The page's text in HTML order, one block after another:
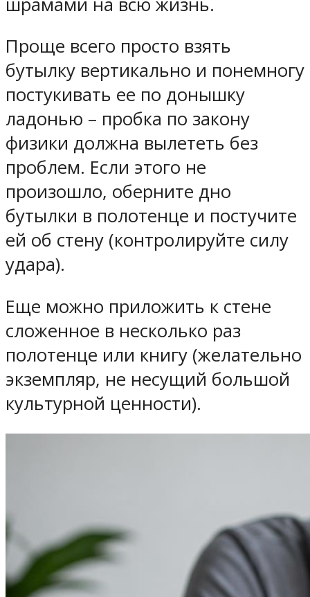
Проще всего просто взять
бутылку вертикально и понемногу
постукивать ее по донышку
ладонью – пробка по закону
физики должна вылететь без
проблем. Если этого не
произошло, оберните дно
бутылки в полотенце и постучите
ей об стену (контролируйте силу
удара).
Еще можно приложить к стене
сложенное в несколько раз
полотенце или книгу (желательно
экземпляр, не несущий большой
культурной ценности).